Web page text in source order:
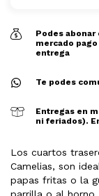
Podes
mercado
entrega
Te podes
Entregas en
ni feriados).
Los cuartos
Camelias, son
papas fritas o la
parrilla o al